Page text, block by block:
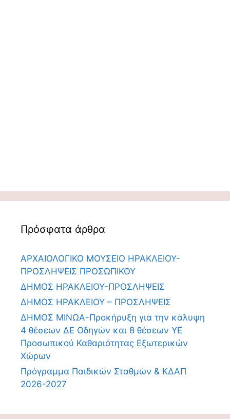
Πρόσφατα άρθρα
ΑΡΧΑΙΟΛΟΓΙΚΟ ΜΟΥΣΕΙΟ ΗΡΑΚΛΕΙΟΥ-
ΠΡΟΣΛΗΨΕΙΣ ΠΡΟΣΩΠΙΚΟΥ
ΔΗΜΟΣ ΗΡΑΚΛΕΙΟΥ-ΠΡΟΣΛΗΨΕΙΣ
ΔΗΜΟΣ ΗΡΑΚΛΕΙΟΥ – ΠΡΟΣΛΗΨΕΙΣ
ΔΗΜΟΣ ΜΙΝΩΑ-Προκήρυξη για την κάλυψη
4 θέσεων ΔΕ Οδηγών και 8 θέσεων ΥΕ
Προσωπικού Καθαριότητας Εξωτερικών
Χώρων
Πρόγραμμα Παιδικών Σταθμών & ΚΔΑΠ
2026-2027